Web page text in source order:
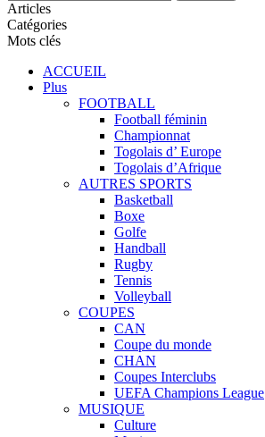
Articles
Catégories
Mots clés
ACCUEIL
Plus
FOOTBALL
Football féminin
Championnat
Togolais d’ Europe
Togolais d’Afrique
AUTRES SPORTS
Basketball
Boxe
Golfe
Handball
Rugby
Tennis
Volleyball
COUPES
CAN
Coupe du monde
CHAN
Coupes Interclubs
UEFA Champions League
MUSIQUE
Culture